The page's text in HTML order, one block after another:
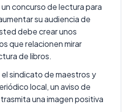
concurso de lectura para
su audiencia de
debe crear unos
que relacionen mirar
de libros.
sindicato de maestros y
local, un aviso de
una imagen positiva